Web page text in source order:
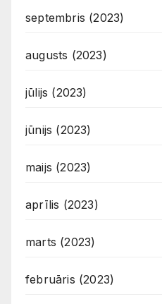
septembris (2023)
augusts (2023)
jūlijs (2023)
jūnijs (2023)
maijs (2023)
aprīlis (2023)
marts (2023)
februāris (2023)